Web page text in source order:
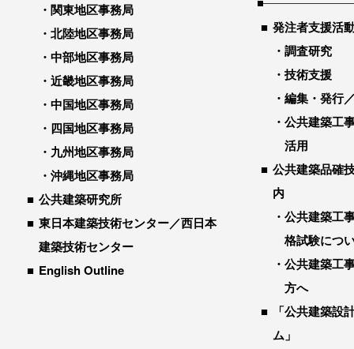
関東地区事務局
北陸地区事務局
中部地区事務局
近畿地区事務局
中国地区事務局
四国地区事務局
九州地区事務局
沖縄地区事務局
公共建築研究所
東日本建築技術センター／西日本
建築技術センター
English Outline
発注者支援活
調査研究
技術支援
編集・発行
公共建築工
活用
公共建築品確
内
公共建築工
格試験につ
公共建築工
方へ
「公共建築設
ム」